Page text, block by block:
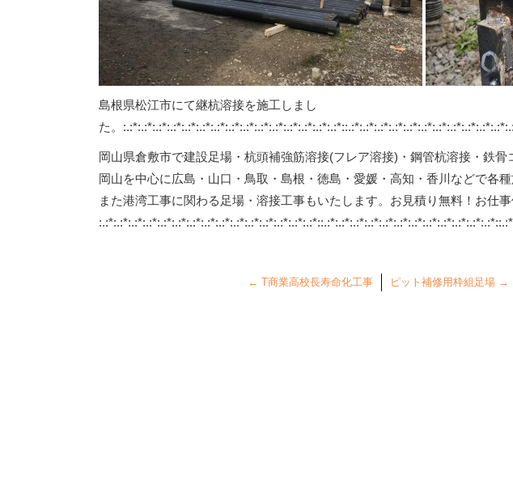
島根県松江市にて継杭溶接を施工しまし
た。
岡山県倉敷市で建設足場・杭頭補強筋溶接(フレア溶接)・鋼管杭溶接・鉄骨
岡山を中心に広島・山口・鳥取・島根・徳島・愛媛・高知・香川などで各種
また港湾工事に関わる足場・溶接工事もいたします。お見積り無料！お仕
← T商業高校長寿命化工事 ピット補修用枠組足場 →